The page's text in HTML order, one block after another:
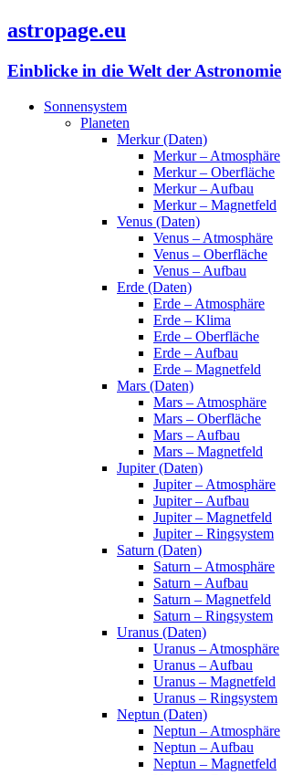
astropage.eu
Einblicke in die Welt der Astronomie
Sonnensystem
Planeten
Merkur (Daten)
Merkur – Atmosphäre
Merkur – Oberfläche
Merkur – Aufbau
Merkur – Magnetfeld
Venus (Daten)
Venus – Atmosphäre
Venus – Oberfläche
Venus – Aufbau
Erde (Daten)
Erde – Atmosphäre
Erde – Klima
Erde – Oberfläche
Erde – Aufbau
Erde – Magnetfeld
Mars (Daten)
Mars – Atmosphäre
Mars – Oberfläche
Mars – Aufbau
Mars – Magnetfeld
Jupiter (Daten)
Jupiter – Atmosphäre
Jupiter – Aufbau
Jupiter – Magnetfeld
Jupiter – Ringsystem
Saturn (Daten)
Saturn – Atmosphäre
Saturn – Aufbau
Saturn – Magnetfeld
Saturn – Ringsystem
Uranus (Daten)
Uranus – Atmosphäre
Uranus – Aufbau
Uranus – Magnetfeld
Uranus – Ringsystem
Neptun (Daten)
Neptun – Atmosphäre
Neptun – Aufbau
Neptun – Magnetfeld